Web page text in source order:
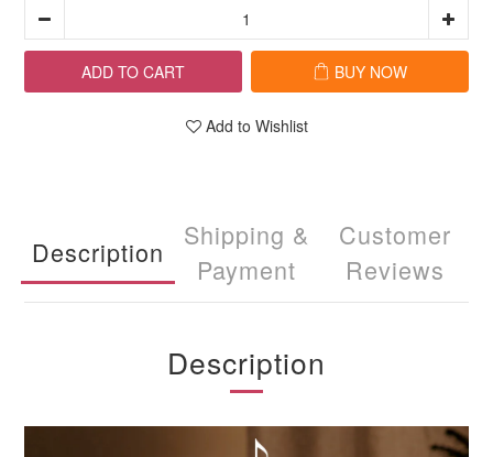
ADD TO CART BUY NOW
Add to Wishlist
Description
Shipping &
Payment
Customer
Reviews
Description